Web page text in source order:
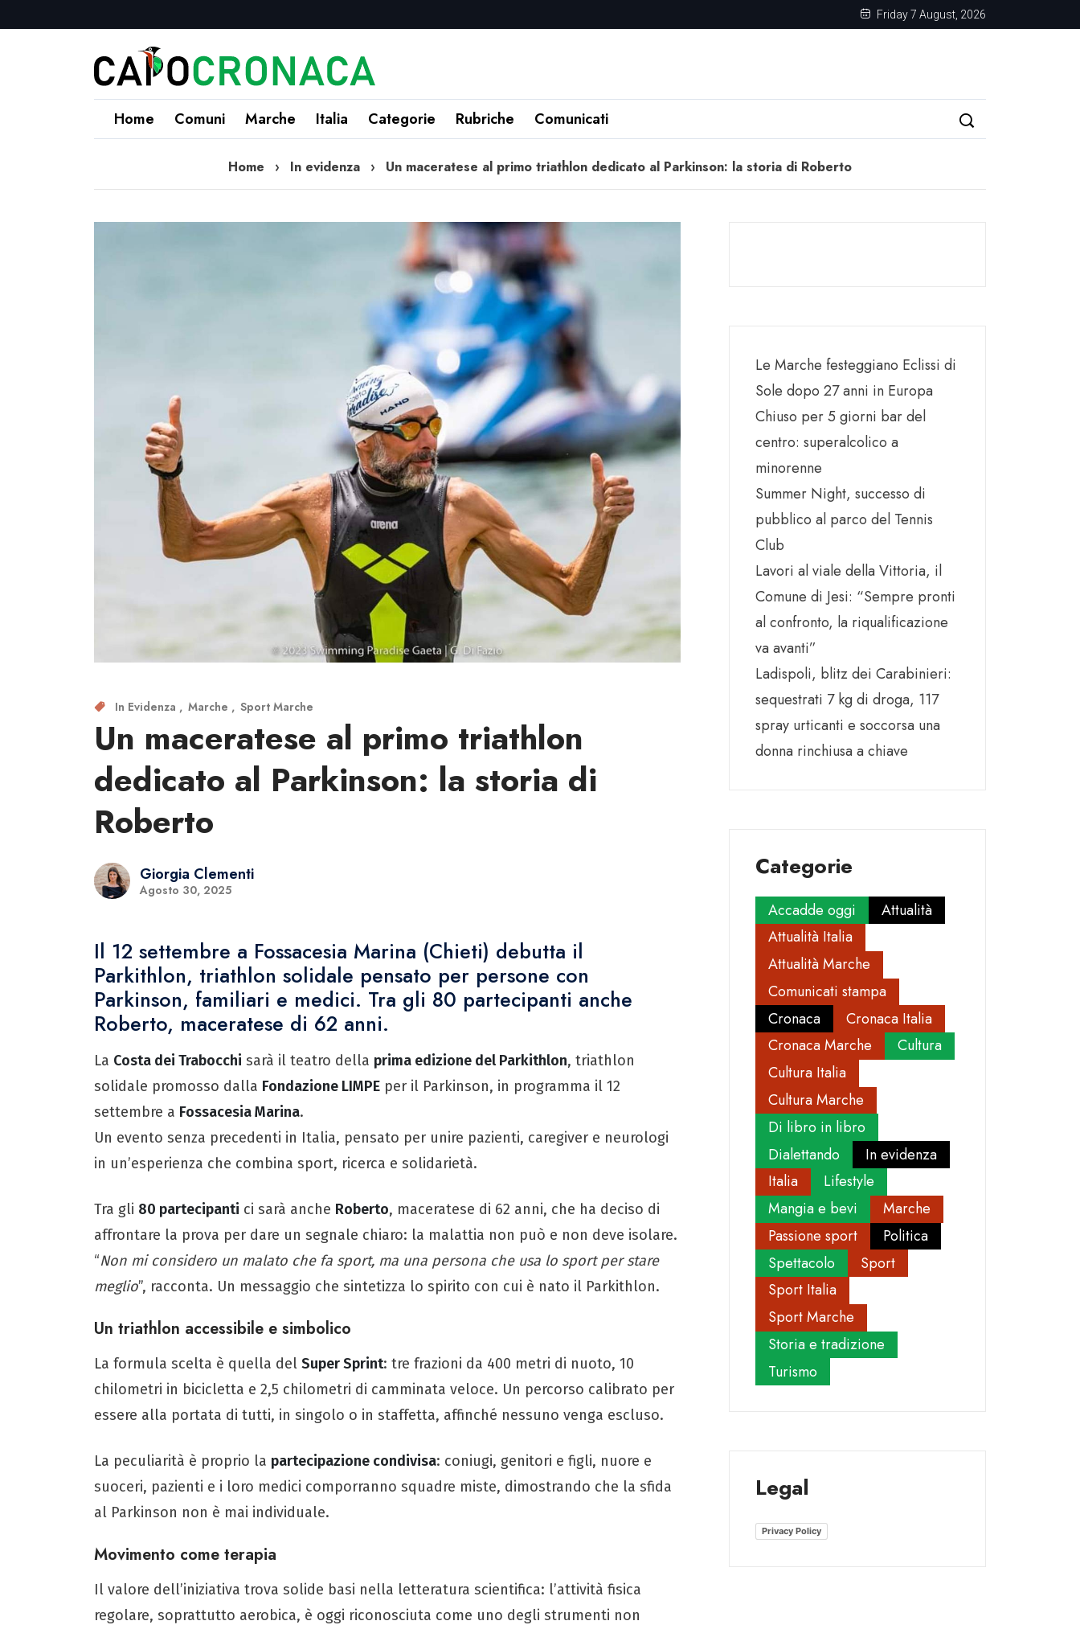
Friday 7 August, 2026
Home Comuni Marche Italia Categorie Rubriche Comunicati
Home › In evidenza › Un maceratese al primo triathlon dedicato al Parkinson: la storia di Roberto
In Evidenza Marche Sport Marche
Un maceratese al primo triathlon
dedicato al Parkinson: la storia di
Roberto
Giorgia Clementi
Agosto 30, 2025
Il 12 settembre a Fossacesia Marina (Chieti) debutta il
Parkithlon, triathlon solidale pensato per persone con
Parkinson, familiari e medici. Tra gli 80 partecipanti anche
Roberto, maceratese di 62 anni.
La Costa dei Trabocchi sarà il teatro della prima edizione del Parkithlon, triathlon
solidale promosso dalla Fondazione LIMPE per il Parkinson, in programma il 12
settembre a Fossacesia Marina.
Un evento senza precedenti in Italia, pensato per unire pazienti, caregiver e neurologi
in un’esperienza che combina sport, ricerca e solidarietà.
Tra gli 80 partecipanti ci sarà anche Roberto, maceratese di 62 anni, che ha deciso di
affrontare la prova per dare un segnale chiaro: la malattia non può e non deve isolare.
“Non mi considero un malato che fa sport, ma una persona che usa lo sport per stare
meglio”, racconta. Un messaggio che sintetizza lo spirito con cui è nato il Parkithlon.
Un triathlon accessibile e simbolico
La formula scelta è quella del Super Sprint: tre frazioni da 400 metri di nuoto, 10
chilometri in bicicletta e 2,5 chilometri di camminata veloce. Un percorso calibrato per
essere alla portata di tutti, in singolo o in staffetta, affinché nessuno venga escluso.
La peculiarità è proprio la partecipazione condivisa: coniugi, genitori e figli, nuore e
suoceri, pazienti e i loro medici comporranno squadre miste, dimostrando che la sfida
al Parkinson non è mai individuale.
Movimento come terapia
Il valore dell’iniziativa trova solide basi nella letteratura scientifica: l’attività fisica
regolare, soprattutto aerobica, è oggi riconosciuta come uno degli strumenti non
Le Marche festeggiano Eclissi di
Sole dopo 27 anni in Europa
Chiuso per 5 giorni bar del
centro: superalcolico a
minorenne
Summer Night, successo di
pubblico al parco del Tennis
Club
Lavori al viale della Vittoria, il
Comune di Jesi: “Sempre pronti
al confronto, la riqualificazione
va avanti”
Ladispoli, blitz dei Carabinieri:
sequestrati 7 kg di droga, 117
spray urticanti e soccorsa una
donna rinchiusa a chiave
Categorie
Accadde oggi
Attualità
Attualità Italia
Attualità Marche
Comunicati stampa
Cronaca
Cronaca Italia
Cronaca Marche
Cultura
Cultura Italia
Cultura Marche
Di libro in libro
Dialettando
In evidenza
Italia
Lifestyle
Mangia e bevi
Marche
Passione sport
Politica
Spettacolo
Sport
Sport Italia
Sport Marche
Storia e tradizione
Turismo
Legal
Privacy Policy